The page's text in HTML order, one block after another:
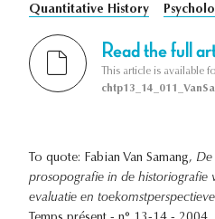
Quantitative History
Read the full
This article is available
To quote: Fabian Van Samang, De
prosopografie in de historiografie
evaluatie en